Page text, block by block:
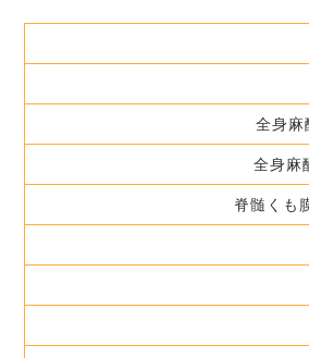
全身麻
全身麻
脊髄くも